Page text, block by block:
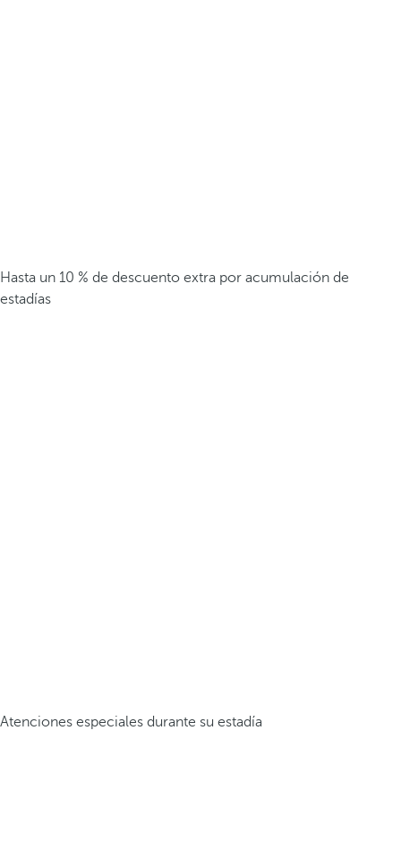
Hasta un 10 % de descuento extra por acumulación de
estadías
Atenciones especiales durante su estadía